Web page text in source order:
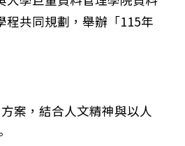
程共同規劃，舉辦「115年
案，結合人文精神與以人